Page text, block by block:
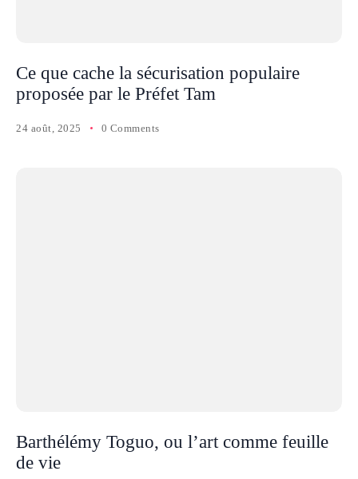
Ce que cache la sécurisation populaire
proposée par le Préfet Tam
24 août, 2025 0 Comments
Barthélémy Toguo, ou l’art comme feuille
de vie